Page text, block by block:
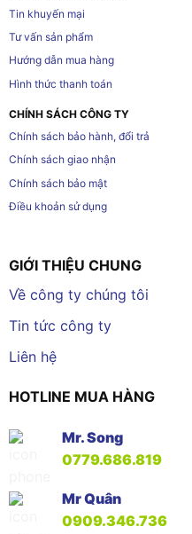
Tin khuyến mại
Tư vấn sản phẩm
Hướng dẫn mua hàng
Hình thức thanh toán
CHÍNH SÁCH CÔNG TY
Chính sách bảo hành, đổi trả
Chính sách giao nhận
Chính sách bảo mật
Điều khoản sử dụng
GIỚI THIỆU CHUNG
Về công ty chúng tôi
Tin tức công ty
Liên hệ
HOTLINE MUA HÀNG
Mr. Song
0779.686.819
Mr Quân
0909.346.736